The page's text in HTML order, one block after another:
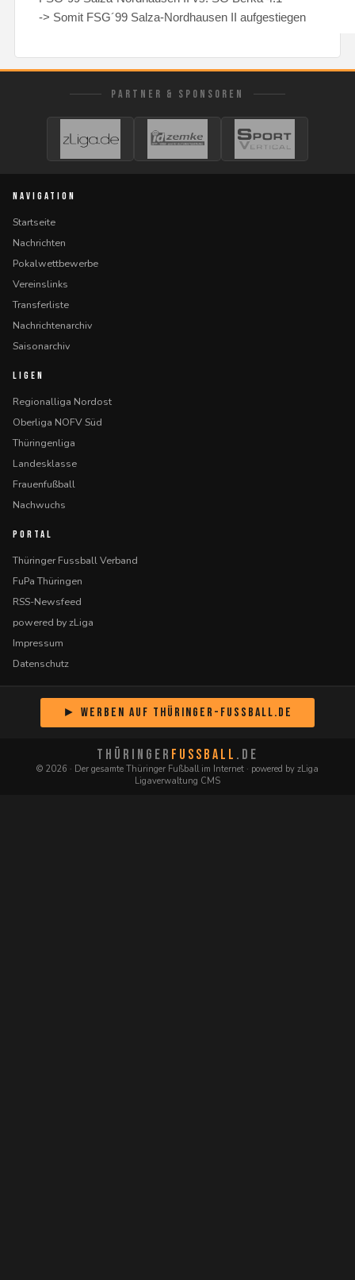
-> Somit FSG´99 Salza-Nordhausen II aufgestiegen
PARTNER & SPONSOREN
NAVIGATION
Startseite
Nachrichten
Pokalwettbewerbe
Vereinslinks
Transferliste
Nachrichtenarchiv
Saisonarchiv
LIGEN
Regionalliga Nordost
Oberliga NOFV Süd
Thüringenliga
Landesklasse
Frauenfußball
Nachwuchs
PORTAL
Thüringer Fussball Verband
FuPa Thüringen
RSS-Newsfeed
powered by zLiga
Impressum
Datenschutz
► Werben auf Thüringer-Fussball.de
THÜRINGER FUSSBALL .DE
© 2026 · Der gesamte Thüringer Fußball im Internet · powered by zLiga
Ligaverwaltung CMS